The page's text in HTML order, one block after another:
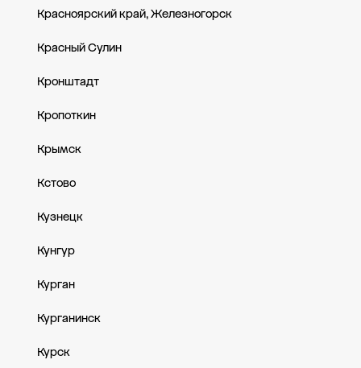
Красноярский край, Железногорск
Красный Сулин
Кронштадт
Кропоткин
Крымск
Кстово
Кузнецк
Кунгур
Курган
Курганинск
Курск